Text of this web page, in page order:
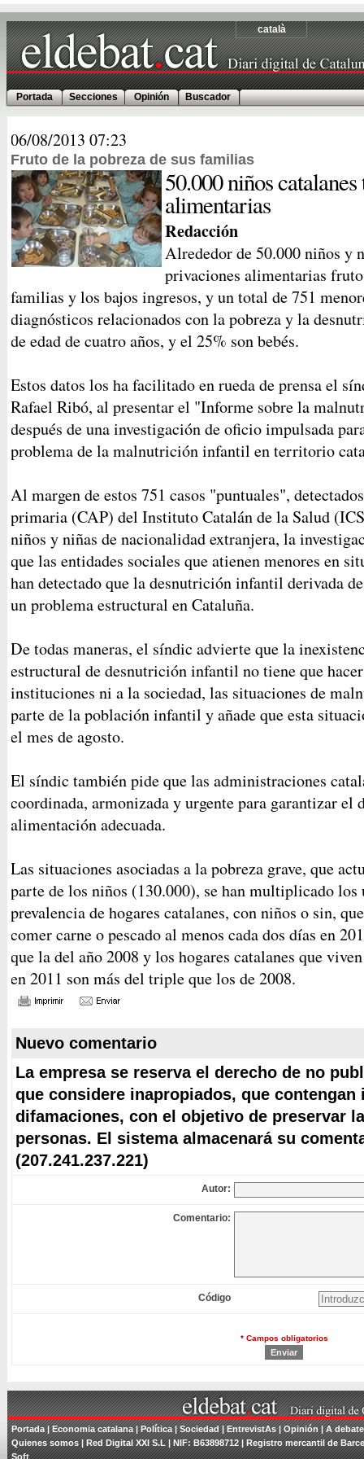
català
Portada Secciones Opinión Buscador
06/08/2013 07:23
Fruto de la pobreza de sus familias
50.000 niños
alimentarias
Redacción
Alrededor de 50.000 niños y
privaciones alimentarias
familias y los bajos ingresos, y un total de 751
diagnósticos relacionados con la pobreza y la
de edad de cuatro años, y el 25% son bebés.
Estos datos los ha facilitado en rueda de prensa el
Rafael Ribó, al presentar el "Informe sobre la
después de una investigación de oficio impulsada
problema de la malnutrición infantil en territorio
Al margen de estos 751 casos "puntuales",
primaria (CAP) del Instituto Catalán de la Salud
niños y niñas de nacionalidad extranjera, la
que las entidades sociales que atienen menores en
han detectado que la desnutrición infantil derivada
un problema estructural en Cataluña.
De todas maneras, el síndic advierte que la
estructural de desnutrición infantil no tiene que
instituciones ni a la sociedad, las situaciones de
parte de la población infantil y añade que esta
el mes de agosto.
El síndic también pide que las administraciones
coordinada, armonizada y urgente para garantizar el
alimentación adecuada.
Las situaciones asociadas a la pobreza grave, que
parte de los niños (130.000), se han multiplicado
prevalencia de hogares catalanes, con niños o sin,
comer carne o pescado al menos cada dos días en
que la del año 2008 y los hogares catalanes que
en 2011 son más del triple que los de 2008.
Nuevo comentario
La empresa se reserva el derecho de no
que considere inapropiados, que
difamaciones, con el objetivo de preservar
personas. El sistema almacenará su
(207.241.237.221)
Autor:
Comentario:
Código
* Campos obligatorios
Portada| Economia catalana |Política|Sociedad|EntrevistAs|Opinión|A debate
Quienes somos| Red Digital XXI S.L | NIF: B63898712 | Registro mercantil de
Soft